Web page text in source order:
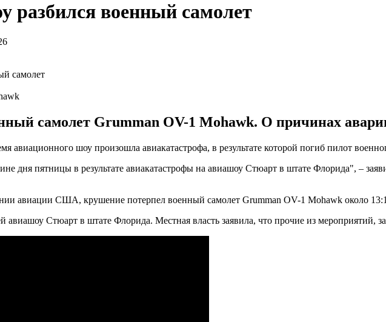
военный самолет
самолет Grumman OV-1 Mohawk. О причинах
авиационного шоу произошла авиакатастрофа, в результате которой погиб пилот
дня пятницы в результате авиакатастрофы на авиашоу Стюарт в штате Флорида", –
авиации США, крушение потерпел военный самолет Grumman OV-1 Mohawk около
Стюарт в штате Флорида. Местная власть заявила, что прочие из мероприятий,